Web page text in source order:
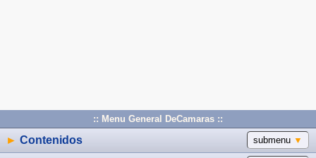
:: Menu General DeCamaras ::
submenu ▼
► Contenidos